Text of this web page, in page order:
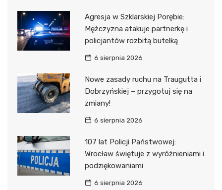
Agresja w Szklarskiej Porębie:
Mężczyzna atakuje partnerkę i
policjantów rozbitą butelką
6 sierpnia 2026
Nowe zasady ruchu na Traugutta i
Dobrzyńskiej – przygotuj się na
zmiany!
6 sierpnia 2026
107 lat Policji Państwowej:
Wrocław świętuje z wyróżnieniami i
podziękowaniami
6 sierpnia 2026